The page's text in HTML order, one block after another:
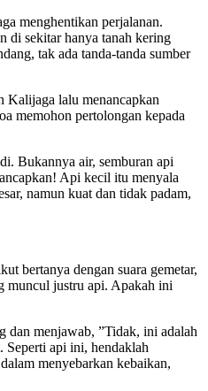
menghentikan perjalanan.
di sekitar hanya tanah kering
tak ada tanda-tanda sumber
Kalijaga lalu menancapkan
memohon pertolongan kepada
Bukannya air, semburan api
Api kecil itu menyala
namun kuat dan tidak padam,
bertanya dengan suara gemetar,
muncul justru api. Apakah ini
dan menjawab, ”Tidak, ini adalah
Seperti api ini, hendaklah
menyebarkan kebaikan,